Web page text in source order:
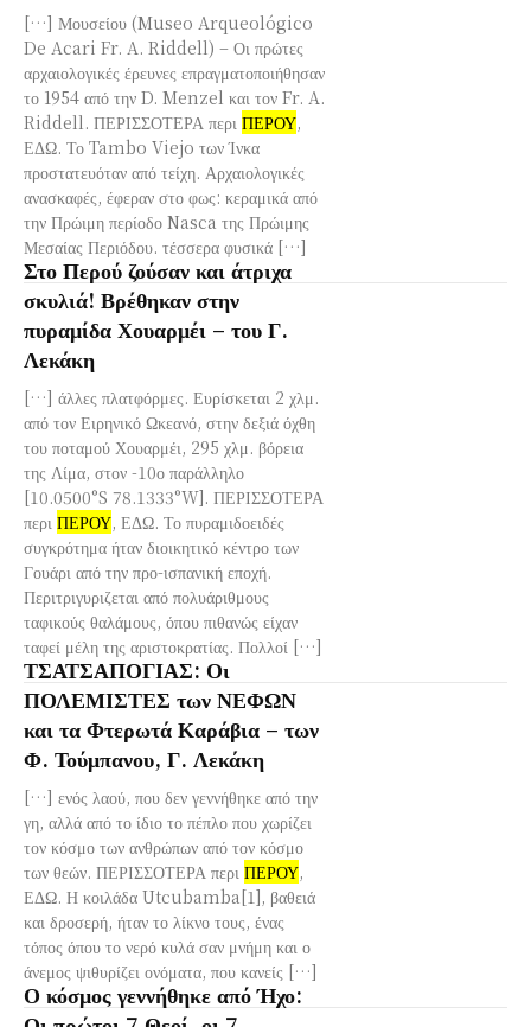
[…] Μουσείου (Museo Arqueológico
De Acari Fr. A. Riddell) – Οι πρώτες
αρχαιολογικές έρευνες επραγματοποιήθησαν
το 1954 από την D. Menzel και τον Fr. A.
Riddell. ΠΕΡΙΣΣΟΤΕΡΑ περι ΠΕΡΟΥ,
ΕΔΩ. Το Tambo Viejo των Ίνκα
προστατευόταν από τείχη. Αρχαιολογικές
ανασκαφές, έφεραν στο φως: κεραμικά από
την Πρώιμη περίοδο Nasca της Πρώιμης
Μεσαίας Περιόδου. τέσσερα φυσικά […]
Στο Περού ζούσαν και άτριχα
σκυλιά! Βρέθηκαν στην
πυραμίδα Χουαρμέι – του Γ.
Λεκάκη
[…] άλλες πλατφόρμες. Ευρίσκεται 2 χλμ.
από τον Ειρηνικό Ωκεανό, στην δεξιά όχθη
του ποταμού Χουαρμέι, 295 χλμ. βόρεια
της Λίμα, στον -10ο παράλληλο
[10.0500°S 78.1333°W]. ΠΕΡΙΣΣΟΤΕΡΑ
περι ΠΕΡΟΥ, ΕΔΩ. Το πυραμιδοειδές
συγκρότημα ήταν διοικητικό κέντρο των
Γουάρι από την προ-ισπανική εποχή.
Περιτριγυριζεται από πολυάριθμους
ταφικούς θαλάμους, όπου πιθανώς είχαν
ταφεί μέλη της αριστοκρατίας. Πολλοί […]
ΤΣΑΤΣΑΠΟΓΙΑΣ: Οι
ΠΟΛΕΜΙΣΤΕΣ των ΝΕΦΩΝ
και τα Φτερωτά Καράβια – των
Φ. Τούμπανου, Γ. Λεκάκη
[…] ενός λαού, που δεν γεννήθηκε από την
γη, αλλά από το ίδιο το πέπλο που χωρίζει
τον κόσμο των ανθρώπων από τον κόσμο
των θεών. ΠΕΡΙΣΣΟΤΕΡΑ περι ΠΕΡΟΥ,
ΕΔΩ. Η κοιλάδα Utcubamba[1], βαθειά
και δροσερή, ήταν το λίκνο τους, ένας
τόπος όπου το νερό κυλά σαν μνήμη και ο
άνεμος ψιθυρίζει ονόματα, που κανείς […]
Ο κόσμος γεννήθηκε από Ήχο: